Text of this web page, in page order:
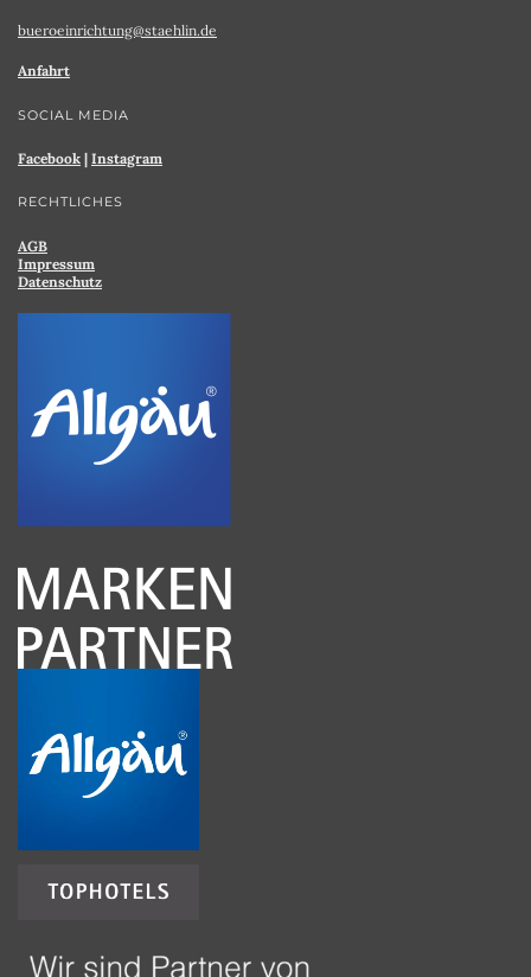
bueroeinrichtung@staehlin.de
Anfahrt
SOCIAL MEDIA
Facebook | Instagram
RECHTLICHES
AGB
Impressum
Datenschutz